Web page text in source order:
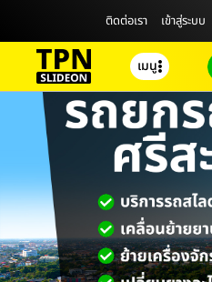
ติดต่อเรา เข้าสู่ระบบ
เมนู